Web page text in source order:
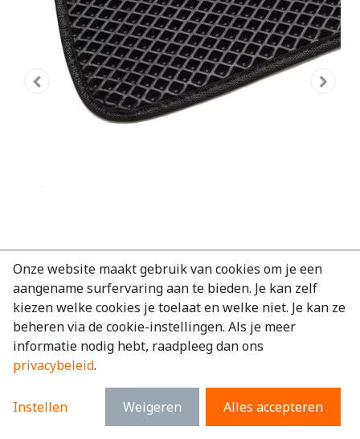
Automat Mercedes Vito 2014 - 2024
Heavy duty voormat
EAN: 7434955441497
€102,96 excl. BTW
€124,58 incl. BTW
Merk:Mercedes
Onze website maakt gebruik van cookies om je een
aangename surfervaring aan te bieden. Je kan zelf
kiezen welke cookies je toelaat en welke niet. Je kan ze
beheren via de cookie-instellingen. Als je meer
informatie nodig hebt, raadpleeg dan ons
privacybeleid.
Instellen Weigeren Alles accepteren